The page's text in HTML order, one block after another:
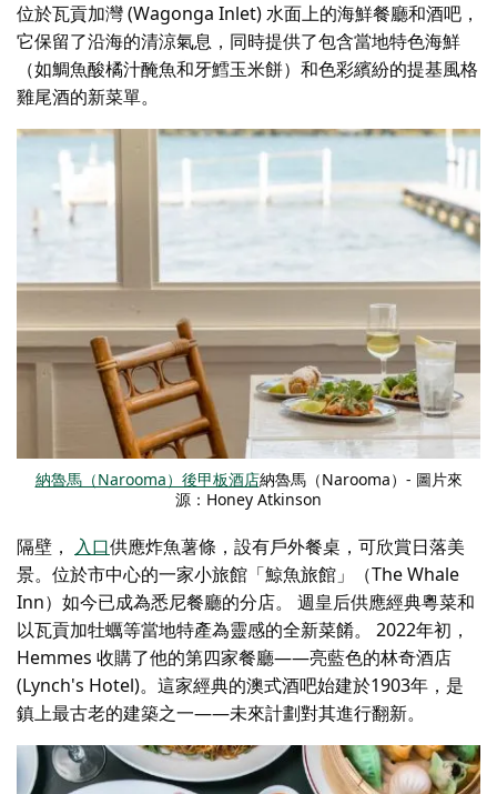
位於瓦貢加灣 (Wagonga Inlet) 水面上的海鮮餐廳和酒吧，
它保留了沿海的清涼氣息，同時提供了包含當地特色海鮮
（如鯛魚酸橘汁醃魚和牙鱈玉米餅）和色彩繽紛的提基風格
雞尾酒的新菜單。
納魯馬（Narooma）後甲板酒店納魯馬（Narooma）- 圖片來
源：Honey Atkinson
隔壁， 入口供應炸魚薯條，設有戶外餐桌，可欣賞日落美
景。位於市中心的一家小旅館「鯨魚旅館」（The Whale
Inn）如今已成為悉尼餐廳的分店。 週皇后供應經典粵菜和
以瓦貢加牡蠣等當地特產為靈感的全新菜餚。 2022年初，
Hemmes 收購了他的第四家餐廳——亮藍色的林奇酒店
(Lynch's Hotel)。這家經典的澳式酒吧始建於1903年，是
鎮上最古老的建築之一——未來計劃對其進行翻新。